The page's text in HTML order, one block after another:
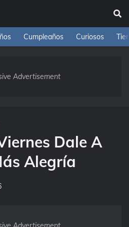
Cumpleaños Curiosos
Advertisement
Dale A
Alegría